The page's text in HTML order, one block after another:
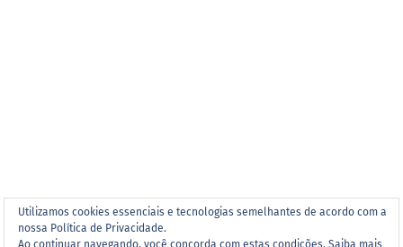
Utilizamos cookies essenciais e tecnologias semelhantes de acordo com a
nossa Política de Privacidade.
Ao continuar navegando, você concorda com estas condições.Saiba mais